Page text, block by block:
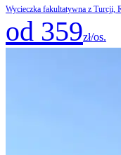
Wycieczka fakultatywna z Turcji,
od 359zł/os.